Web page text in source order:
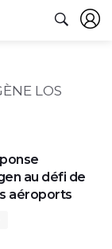
LOS
au défi de
aéroports